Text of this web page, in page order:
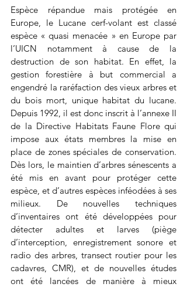
Espèce répandue mais protégée en
Europe, le Lucane cerf-volant est classé
espèce « quasi menacée » en Europe par
l’UICN notamment à cause de la
destruction de son habitat. En effet, la
gestion forestière à but commercial a
engendré la raréfaction des vieux arbres et
du bois mort, unique habitat du lucane.
Depuis 1992, il est donc inscrit à l’annexe II
de la Directive Habitats Faune Flore qui
impose aux états membres la mise en
place de zones spéciales de conservation.
Dès lors, le maintien d’arbres sénescents a
été mis en avant pour protéger cette
espèce, et d’autres espèces inféodées à ses
milieux. De nouvelles techniques
d’inventaires ont été développées pour
détecter adultes et larves (piège
d’interception, enregistrement sonore et
radio des arbres, transect routier pour les
cadavres, CMR), et de nouvelles études
ont été lancées de manière à mieux